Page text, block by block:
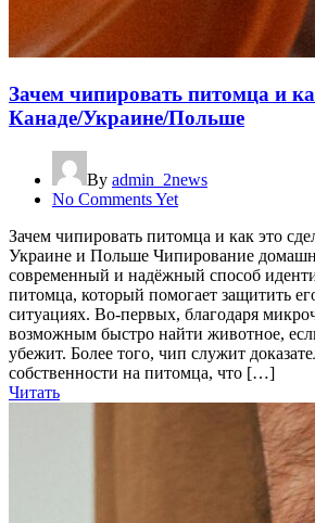
Зачем чипировать питомца и
Канаде/Украине/Польше
By admin_2news
No Comments Yet
Зачем чипировать питомца и как это
Украине и Польше Чипирование
современный и надёжный способ
питомца, который помогает защитить
ситуациях. Во-первых, благодаря
возможным быстро найти животное,
убежит. Более того, чип служит
собственности на питомца, что […]
Читать